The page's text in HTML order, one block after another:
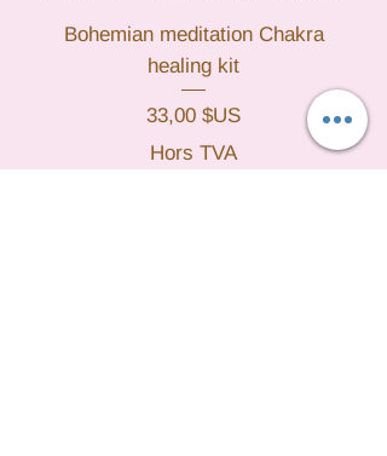
Bohemian meditation Chakra
healing kit
Prix
33,00 $US
Hors TVA